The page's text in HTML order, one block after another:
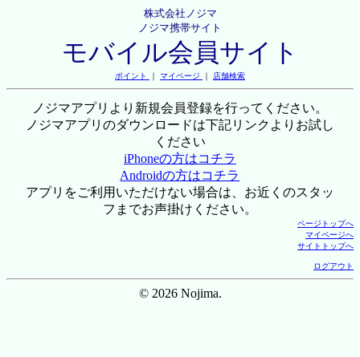
株式会社ノジマ
ノジマ携帯サイト
モバイル会員サイト
ポイント ｜ マイページ ｜ 店舗検索
ノジマアプリより新規会員登録を行ってください。
ノジマアプリのダウンロードは下記リンクよりお試し
ください
iPhoneの方はコチラ
Androidの方はコチラ
アプリをご利用いただけない場合は、お近くのスタッ
フまでお声掛けください。
ページトップへ
マイページへ
サイトトップへ
ログアウト
© 2026 Nojima.